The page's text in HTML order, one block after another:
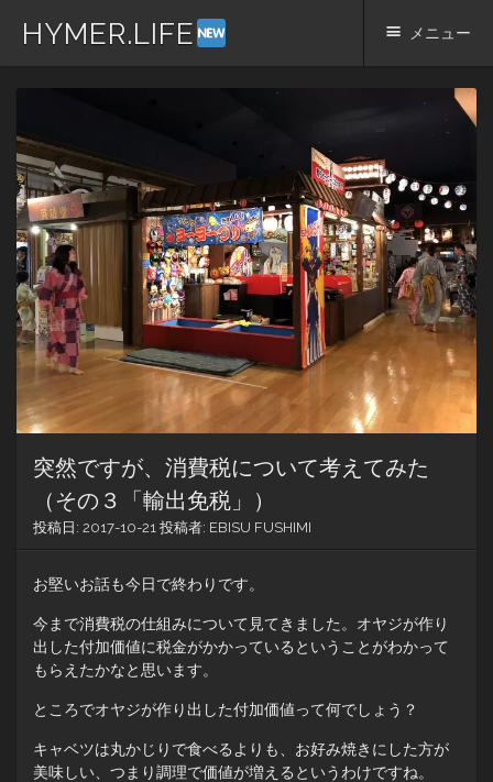
HYMER.LIFE メニュー
テ
ン
ツ
へ
ス
キ
ッ
プ
突然ですが、消費税について考えてみた
（その３「輸出免税」）
投稿日: 2017-10-21 投稿者: EBISU FUSHIMI
お堅いお話も今日で終わりです。
今まで消費税の仕組みについて見てきました。オヤジが作り
出した付加価値に税金がかかっているということがわかって
もらえたかなと思います。
ところでオヤジが作り出した付加価値って何でしょう？
キャベツは丸かじりで食べるよりも、お好み焼きにした方が
美味しい、つまり調理で価値が増えるというわけですね。